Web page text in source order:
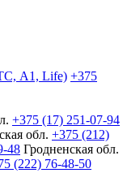
A1, Life) +375
+375 (17) 251-07-94
обл. +375 (212)
48 Гродненская обл.
(222) 76-48-50